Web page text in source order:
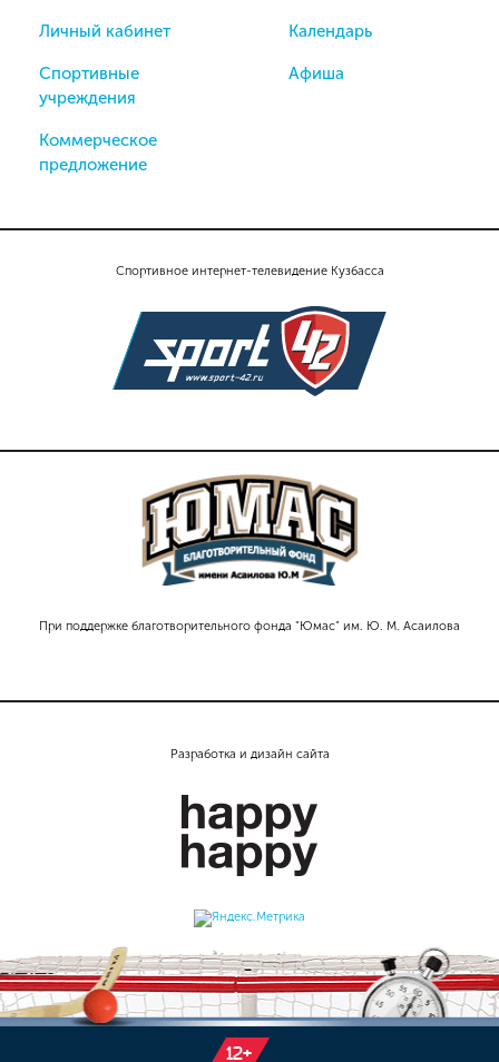
Спортивное интернет-телевидение Кузбасса
При поддержке благотворительного фонда "Юмас" им. Ю. М. Асаилова
Личный кабинет
Спортивные
учреждения
Коммерческое
предложение
Календарь
Афиша
Разработка и дизайн сайта
12+